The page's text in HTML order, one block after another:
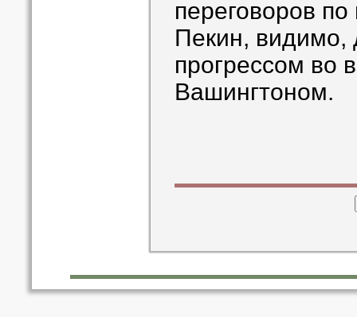
переговоров
Пекин, видимо,
прогрессом во
Вашингтоном.